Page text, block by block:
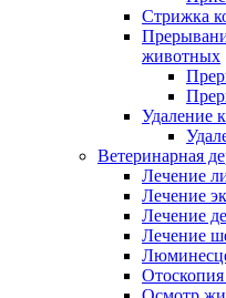
Стрижка
животных
Удаление
Ветеринарная
Лечение
Лечение
Лечение
Лечение